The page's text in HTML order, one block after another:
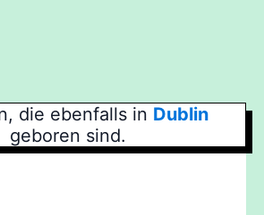
die ebenfalls in Dublin
geboren sind.